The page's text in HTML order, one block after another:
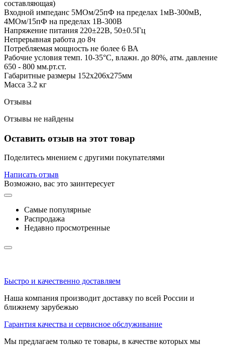
составляющая)
Входной импеданс 5МОм/25пФ на пределах 1мВ-300мВ,
4МОм/15пФ на пределах 1В-300В
Напряжение питания 220±22В, 50±0.5Гц
Непрерывная работа до 8ч
Потребляемая мощность не более 6 ВА
Рабочие условия темп. 10-35°С, влажн. до 80%, атм. давление
650 - 800 мм.рт.ст.
Габаритные размеры 152x206x275мм
Масса 3.2 кг
Отзывы
Отзывы не найдены
Оставить отзыв на этот товар
Поделитесь мнением с другими покупателями
Написать отзыв
Возможно, вас это заинтересует
Самые популярные
Распродажа
Недавно просмотренные
Быстро и качественно доставляем
Наша компания производит доставку по всей России и
ближнему зарубежью
Гарантия качества и сервисное обслуживание
Мы предлагаем только те товары, в качестве которых мы